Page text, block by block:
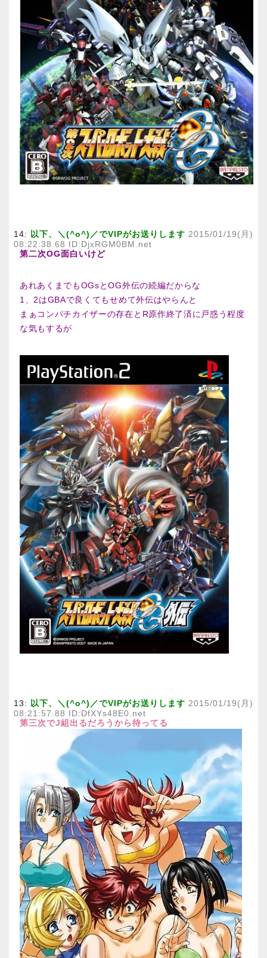
14: 以下、＼(^o^)／でVIPがお送りします 2015/01/19(月)
08:22:38.68 ID:DjxRGM0BM.net
第二次OG面白いけど
あれあくまでもOGsとOG外伝の続編だからな
1、2はGBAで良くてもせめて外伝はやらんと
まぁコンパチカイザーの存在とR原作終了済に戸惑う程度
な気もするが
13: 以下、＼(^o^)／でVIPがお送りします 2015/01/19(月)
08:21:57.88 ID:DfXYs48E0.net
第三次でJ組出るだろうから待ってる